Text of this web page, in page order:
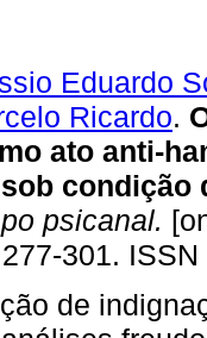
Eduardo
Ricardo.
ato anti-
condição
psicanal.
301.
de